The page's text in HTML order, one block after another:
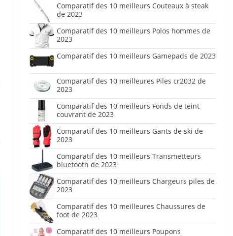
Comparatif des 10 meilleurs Couteaux à steak
de 2023
Comparatif des 10 meilleurs Polos hommes de
2023
Comparatif des 10 meilleurs Gamepads de 2023
Comparatif des 10 meilleures Piles cr2032 de
2023
Comparatif des 10 meilleurs Fonds de teint
couvrant de 2023
Comparatif des 10 meilleurs Gants de ski de
2023
Comparatif des 10 meilleurs Transmetteurs
bluetooth de 2023
Comparatif des 10 meilleurs Chargeurs piles de
2023
Comparatif des 10 meilleures Chaussures de
foot de 2023
Comparatif des 10 meilleurs Poupons